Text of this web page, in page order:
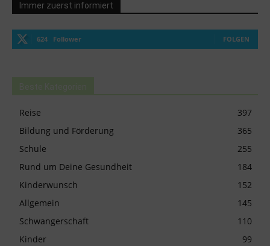
Immer zuerst informiert
624 Follower FOLGEN
Reise
397
Bildung und Förderung
365
Schule
255
Rund um Deine Gesundheit
184
Kinderwunsch
152
Allgemein
145
Schwangerschaft
110
Kinder
99